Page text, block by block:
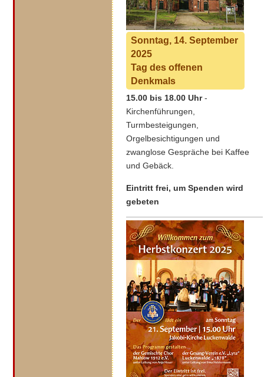
Sonntag, 14. September
2025
Tag des offenen
Denkmals
15.00 bis 18.00 Uhr-
Kirchenführungen,
Turmbesteigungen,
Orgelbesichtigungen und
zwanglose Gespräche bei Kaffee
und Gebäck.
Eintritt frei, um Spenden wird
gebeten